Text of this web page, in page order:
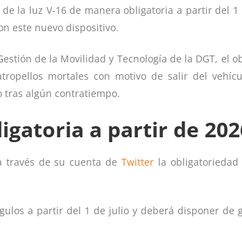
la luz V-16 de manera obligatoria a partir del
este nuevo dispositivo.
de la Movilidad y Tecnología de la DGT, el
mortales con motivo de salir del
tras algún contratiempo.
a partir de
través de su cuenta de Twitter la
a partir del 1 de julio y deberá disponer de